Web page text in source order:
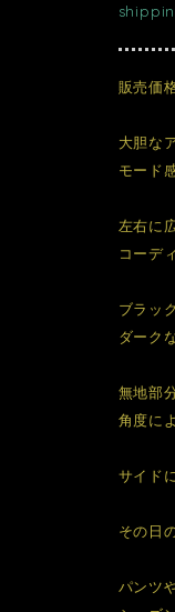
販売価
大胆な
モード
左右に
コーデ
ブラッ
ダーク
無地部
角度に
サイド
その日
パンツ